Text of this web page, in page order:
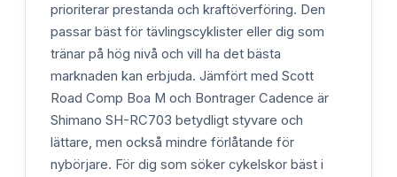
prioriterar prestanda och kraftöverföring. Den
passar bäst för tävlingscyklister eller dig som
tränar på hög nivå och vill ha det bästa
marknaden kan erbjuda. Jämfört med Scott
Road Comp Boa M och Bontrager Cadence är
Shimano SH-RC703 betydligt styvare och
lättare, men också mindre förlåtande för
nybörjare. För dig som söker cykelskor bäst i